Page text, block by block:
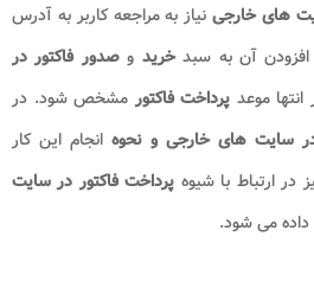
های خارجینیاز به مراجعه کاربر به آدرس
افزودن آن به سبدخرید وصدور فاکتور در
موعد پرداخت فاکتورمشخص شود. در
در سایت های خارجی و نحوهانجام این کار
در ارتباط با شیوه پرداخت فاکتور در سایت
می شود.